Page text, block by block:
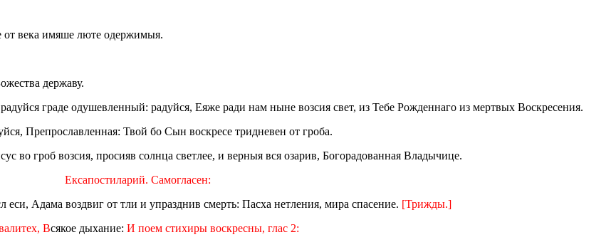
от века имяше люте одержимыя.
державу.
граде одушевленный: радуйся, Еяже ради нам ныне возсия свет, из Тебе Рожденнаго из мертвых Воскресения.
Препрославленная: Твой бо Сын воскресе тридневен от гроба.
во гроб возсия, просияв солнца светлее, и верныя вся озарив, Богорадованная Владычице.
Ексапостиларий. Самогласен:
Адама воздвиг от тли и упразднив смерть: Пасха нетления, мира спасение. [Трижды.]
Всякое дыхание: И поем стихиры воскресны, глас 2: